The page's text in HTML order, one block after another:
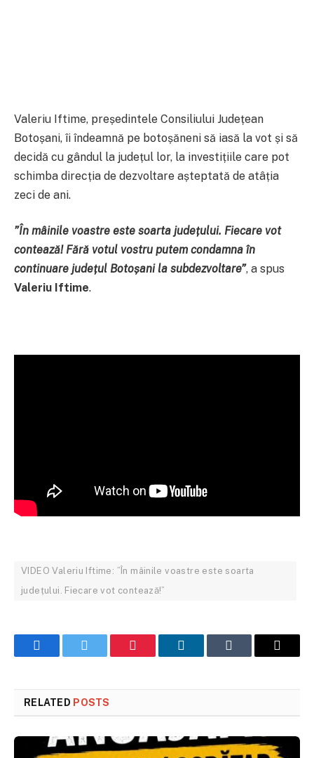
Valeriu Iftime, președintele Consiliului Județean
Botoșani, îi îndeamnă pe botoșăneni să iasă la vot și să
decidă cu gândul la județul lor, la investițiile care pot
schimba direcția de dezvoltare așteptată de atâția
zeci de ani.
”În mâinile voastre este soarta județului. Fiecare vot
contează! Fără votul vostru putem condamna în
continuare județul Botoșani la subdezvoltare”, a spus
Valeriu Iftime.
VIDEO Valeriu Iftime: ”În mâinile voastre este soarta
județului. Fiecare vot contează!”
FacebookTwitter Pinterest LinkedInTumblr Email
RELATED POSTS